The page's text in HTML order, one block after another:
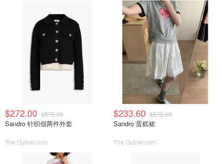
$272.00 $575.00
Sandro 针织假两件外套
The Outnet.com
$233.60 $572.00
Sandro 蛋糕裙
The Outnet.com